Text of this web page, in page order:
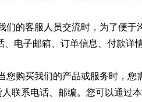
们的客服人员交流时，为了便
、电子邮箱、订单信息、付款详
您购买我们的产品或服务时，
联系电话、邮编。您可以通过